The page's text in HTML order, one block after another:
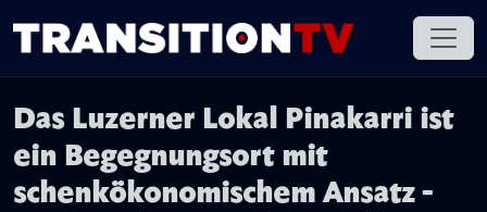
Das Luzerner Lokal Pinakarri ist
ein Begegnungsort mit
schenkökonomischem Ansatz -